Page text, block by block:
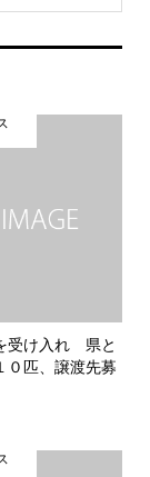
受け入れ 県と
匹、譲渡先募